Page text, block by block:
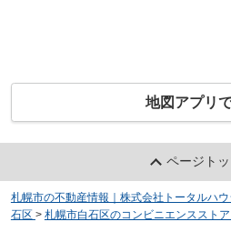
地図アプリ
ページト
札幌市の不動産情報｜株式会社トータルハ
石区 > 札幌市白石区のコンビニエンスストア